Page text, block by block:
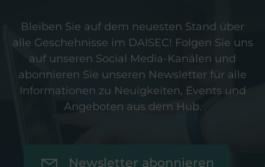
Bleiben Sie auf dem neuesten Stand über
alle Geschehnisse im DAISEC! Folgen Sie uns
auf unseren Social Media-Kanälen und
abonnieren Sie unseren Newsletter für alle
Informationen zu Neuigkeiten, Events und
Angeboten aus dem Hub.
Newsletter abonnieren